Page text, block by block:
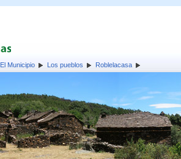
El Municipio Los pueblos Roblelacasa